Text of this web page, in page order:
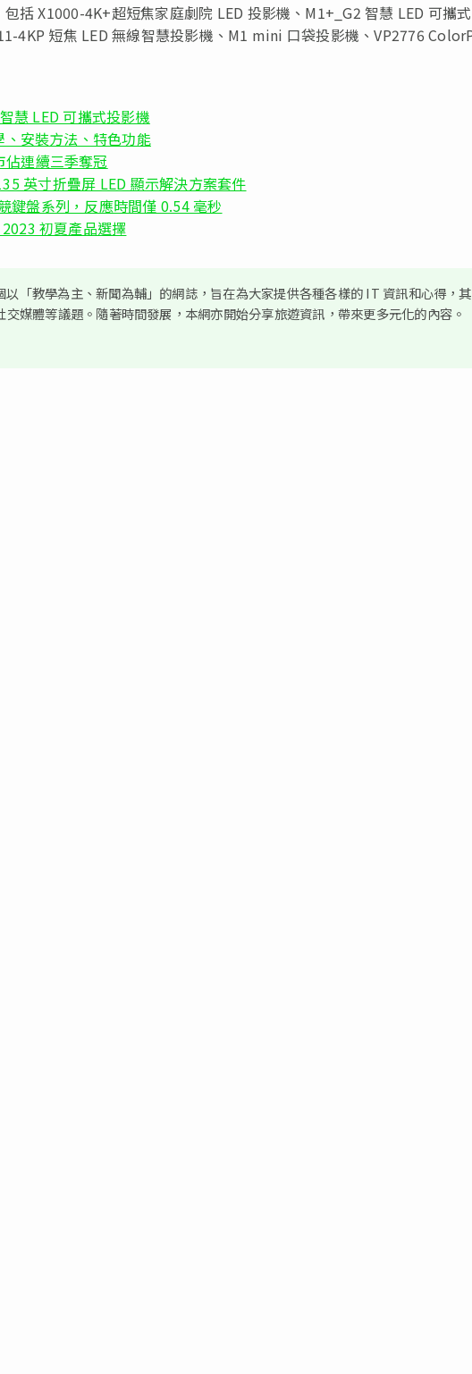
括 X1000-4K+超短焦家庭劇院 LED 投影機、M1+_G2 智慧 LED 可攜
4KP 短焦 LED 無線智慧投影機、M1 mini 口袋投影機、VP2776
慧 LED 可攜式投影機
安裝方法、特色功能
連續三季奪冠
英寸折疊屏 LED 顯示解決方案套件
盤系列，反應時間僅 0.54 毫秒
初夏產品選擇
以「教學為主、新聞為輔」的網誌，旨在為大家提供各種各樣的 IT 資訊和心得，
媒體等議題。隨著時間發展，本網亦開始分享旅遊資訊，帶來更多元化的內容。